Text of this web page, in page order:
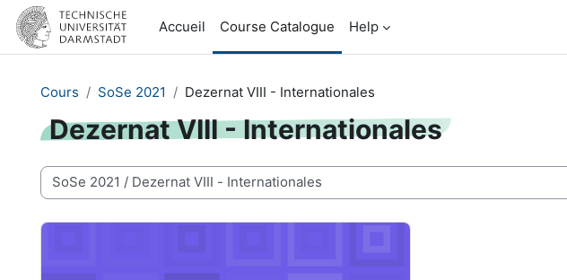
Passer au contenu principal
Accueil
Course Catalogue Help
Cours SoSe 2021 Dezernat VIII - Internationales
Dezernat VIII - Internationales
Catégories de cours
Virtual International Summer University – “German Engineering and Language” 2021